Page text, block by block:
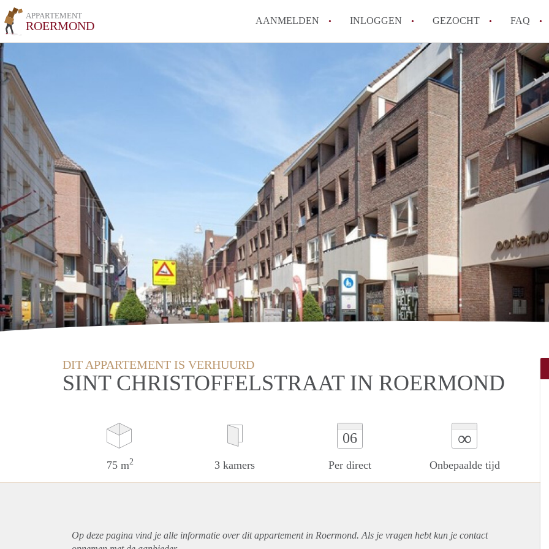
APPARTEMENT
ROERMOND AANMELDEN INLOGGEN GEZOCHT FAQ
How to translate AppartementRoermond!
Wat is AppartementRoermond?
Hoeveel kost het om te reageren op een
Wat is de privacyverklaring van
Berekent AppartementRoermond
makelaarsvergoeding/
Alle veelgestelde vragen
DIT APPARTEMENT IS VERHUURD
SINT CHRISTOFFELSTRAAT IN ROERMOND
75 m2 3 kamers
06
Per direct
∞
Onbepaalde tijd
Op deze pagina vind je alle informatie over ditappartementin Roermond. Als je vragen hebt kun je contact